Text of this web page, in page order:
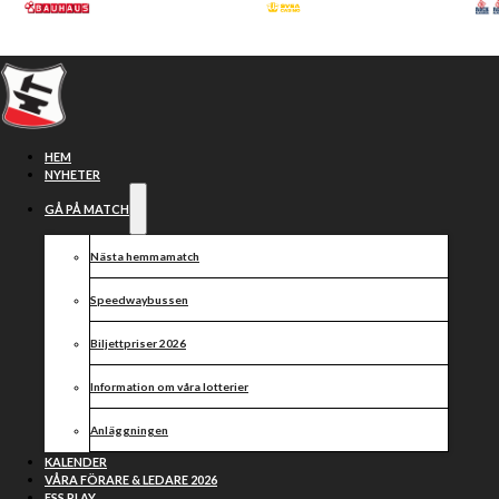
Hoppa till huvudinnehåll
HEM
NYHETER
GÅ PÅ MATCH
Nästa hemmamatch
Speedwaybussen
Biljettpriser 2026
Information om våra lotterier
Anläggningen
KALENDER
VÅRA FÖRARE & LEDARE 2026
Andzejs Lebedevs klar
för sin sjätte säsong